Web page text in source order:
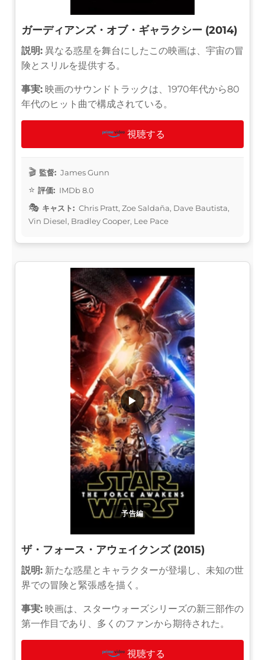
ガーディアンズ・オブ・ギャラクシー (2014)
説明: 異なる惑星を舞台にしたこの映画は、宇宙の冒
険とスリルを提供する。
事実: 映画のサウンドトラックは、1970年代から80
年代のヒット曲で構成されている。
視聴する
監督: James Gunn
評価: IMDb 8.0
キャスト: Chris Pratt, Zoe Saldaña, Dave Bautista,
Vin Diesel, Bradley Cooper, Lee Pace
予告編
▶
ザ・フォース・アウェイクンズ (2015)
説明: 新たな惑星とキャラクターが登場し、未知の世
界での冒険と緊張感を描く。
事実: 映画は、スターウォーズシリーズの新三部作の
第一作目であり、多くのファンから期待された。
視聴する